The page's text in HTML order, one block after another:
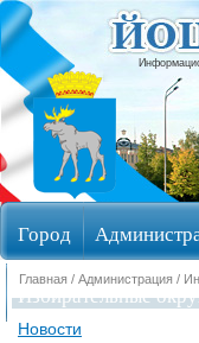
Город
Избирательные
Главная / Администрация /
Новости